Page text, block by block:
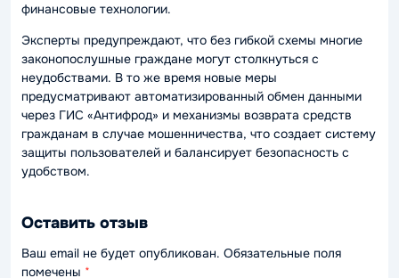
финансовые технологии.
Эксперты предупреждают, что без гибкой схемы многие
законопослушные граждане могут столкнуться с
неудобствами. В то же время новые меры
предусматривают автоматизированный обмен данными
через ГИС «Антифрод» и механизмы возврата средств
гражданам в случае мошенничества, что создает систему
защиты пользователей и балансирует безопасность с
удобством.
Оставить отзыв
Ваш email не будет опубликован. Обязательные поля
помечены *